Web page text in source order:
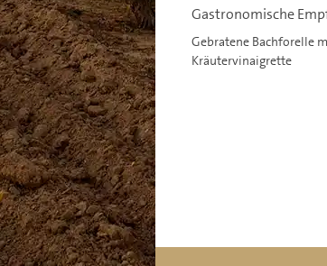
Gastronomische
Gebratene Bachforelle
Kräutervinaigrette